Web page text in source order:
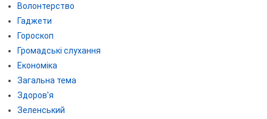
Волонтерство
Гаджети
Гороскоп
Громадські слухання
Економіка
Загальна тема
Здоров'я
Зеленський